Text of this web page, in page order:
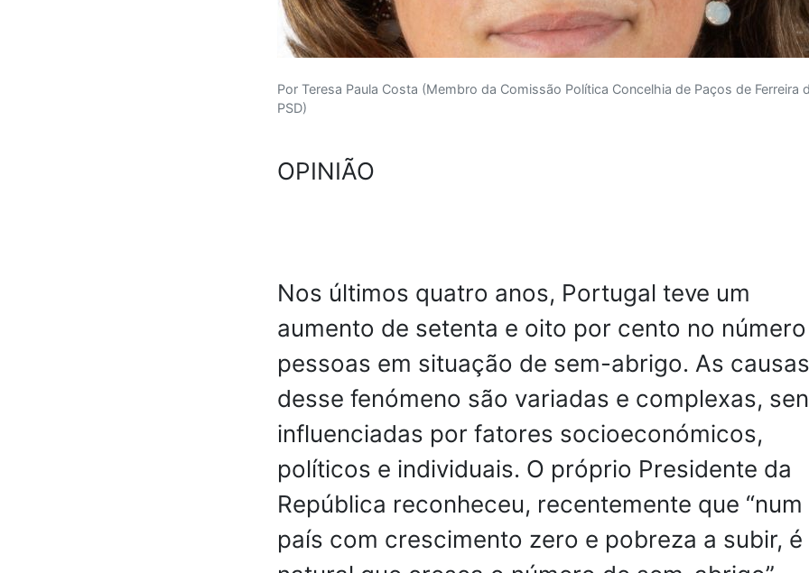
Por Teresa Paula Costa (Membro da Comissão Política Concelhia de Paços de Ferreira
PSD)
OPINIÃO
Nos últimos quatro anos, Portugal teve um
aumento de setenta e oito por cento no
pessoas em situação de sem-abrigo. As causas
desse fenómeno são variadas e complexas,
influenciadas por fatores socioeconómicos,
políticos e individuais. O próprio Presidente da
República reconheceu, recentemente que “num
país com crescimento zero e pobreza a subir, é